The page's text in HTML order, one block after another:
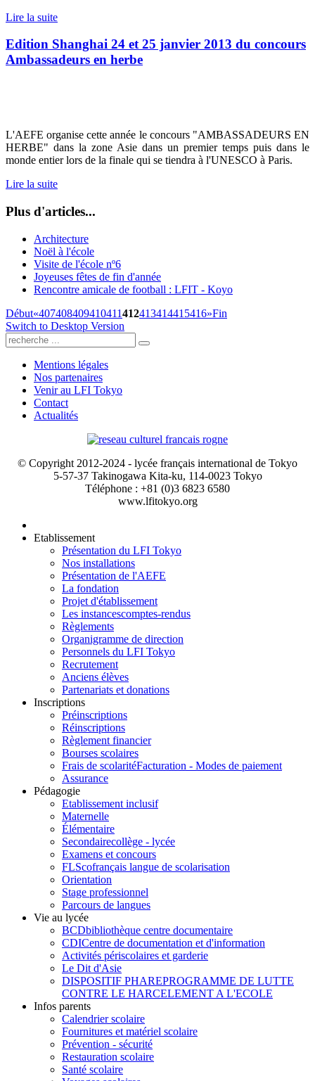
Lire la suite
Edition Shanghai 24 et 25 janvier 2013 du concours
Ambassadeurs en herbe
L'AEFE organise cette année le concours "AMBASSADEURS EN
HERBE" dans la zone Asie dans un premier temps puis dans le
monde entier lors de la finale qui se tiendra à l'UNESCO à Paris.
Lire la suite
Plus d'articles...
Architecture
Noël à l'école
Visite de l'école nº6
Joyeuses fêtes de fin d'année
Rencontre amicale de football : LFIT - Koyo
Début«407408409410411412413414415416»Fin
Switch to Desktop Version
Mentions légales
Nos partenaires
Venir au LFI Tokyo
Contact
Actualités
© Copyright 2012-2024 - lycée français international de Tokyo
5-57-37 Takinogawa Kita-ku, 114-0023 Tokyo
Téléphone : +81 (0)3 6823 6580
www.lfitokyo.org
Etablissement
Présentation du LFI Tokyo
Nos installations
Présentation de l'AEFE
La fondation
Projet d'établissement
Les instancescomptes-rendus
Règlements
Organigramme de direction
Personnels du LFI Tokyo
Recrutement
Anciens élèves
Partenariats et donations
Inscriptions
Préinscriptions
Réinscriptions
Règlement financier
Bourses scolaires
Frais de scolaritéFacturation - Modes de paiement
Assurance
Pédagogie
Etablissement inclusif
Maternelle
Élémentaire
Secondairecollège - lycée
Examens et concours
FLScofrançais langue de scolarisation
Orientation
Stage professionnel
Parcours de langues
Vie au lycée
BCDbibliothèque centre documentaire
CDICentre de documentation et d'information
Activités périscolaires et garderie
Le Dit d'Asie
DISPOSITIF PHAREPROGRAMME DE LUTTE
CONTRE LE HARCELEMENT A L'ECOLE
Infos parents
Calendrier scolaire
Fournitures et matériel scolaire
Prévention - sécurité
Restauration scolaire
Santé scolaire